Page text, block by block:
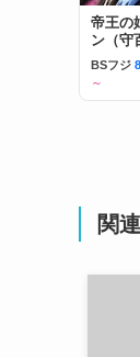
帝王の
ン（守
BSフジ
～
関